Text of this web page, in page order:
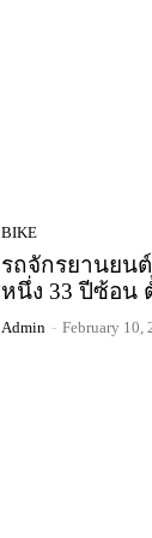
BIKE
รถจักรยานยน
หนึ่ง 33 ปีซ้อน
Admin - February 10,